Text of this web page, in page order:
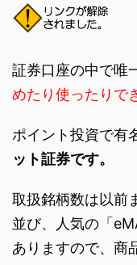
証券口座の中で唯
めたり使ったりで
ポイント投資で有
ット証券です。
取扱銘柄数は以前
並び、人気の「
ありますので、商